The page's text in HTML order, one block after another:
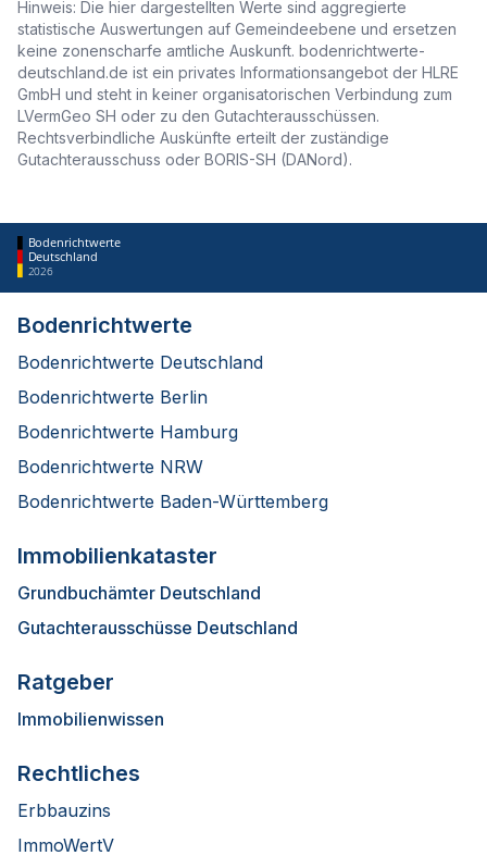
Hinweis: Die hier dargestellten Werte sind aggregierte
statistische Auswertungen auf Gemeindeebene und ersetzen
keine zonenscharfe amtliche Auskunft. bodenrichtwerte-
deutschland.de ist ein privates Informationsangebot der HLRE
GmbH und steht in keiner organisatorischen Verbindung zum
LVermGeo SH oder zu den Gutachterausschüssen.
Rechtsverbindliche Auskünfte erteilt der zuständige
Gutachterausschuss oder BORIS-SH (DANord).
Bodenrichtwerte
Deutschland
2026
Bodenrichtwerte
Bodenrichtwerte Deutschland
Bodenrichtwerte Berlin
Bodenrichtwerte Hamburg
Bodenrichtwerte NRW
Bodenrichtwerte Baden-Württemberg
Immobilienkataster
Grundbuchämter Deutschland
Gutachterausschüsse Deutschland
Ratgeber
Immobilienwissen
Rechtliches
Erbbauzins
ImmoWertV